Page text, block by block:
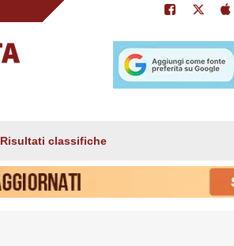
Risultati classifiche